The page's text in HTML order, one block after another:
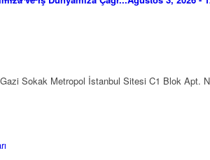
Sokak Metropol İstanbul Sitesi C1 Blok Apt.